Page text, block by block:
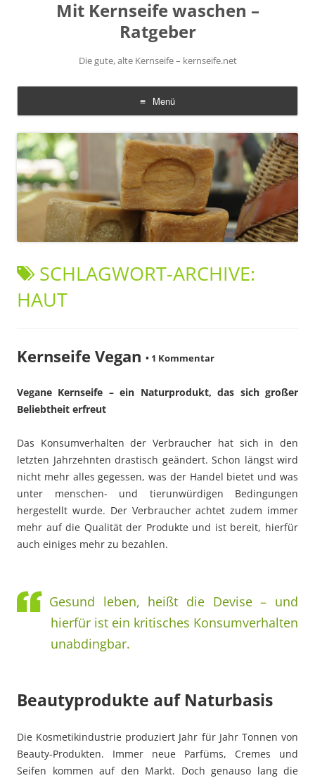
Mit Kernseife waschen –
Ratgeber
Die gute, alte Kernseife – kernseife.net
Menü
Zum
Inhalt
springen
SCHLAGWORT-ARCHIVE:
HAUT
Kernseife Vegan • 1 Kommentar
Vegane Kernseife – ein Naturprodukt, das sich großer
Beliebtheit erfreut
Das Konsumverhalten der Verbraucher hat sich in den
letzten Jahrzehnten drastisch geändert. Schon längst wird
nicht mehr alles gegessen, was der Handel bietet und was
unter menschen- und tierunwürdigen Bedingungen
hergestellt wurde. Der Verbraucher achtet zudem immer
mehr auf die Qualität der Produkte und ist bereit, hierfür
auch einiges mehr zu bezahlen.
Gesund leben, heißt die Devise – und
hierfür ist ein kritisches Konsumverhalten
unabdingbar.
Beautyprodukte auf Naturbasis
Die Kosmetikindustrie produziert Jahr für Jahr Tonnen von
Beauty-Produkten. Immer neue Parfüms, Cremes und
Seifen kommen auf den Markt. Doch genauso lang die